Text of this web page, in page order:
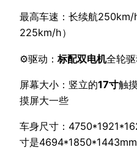
最高车速：长续航
225km/h）
⚙️驱动： 标配双电机全轮
屏幕大小：竖立的17寸触
摸屏大一些
车身尺寸：
寸是4694*1850*1443mm